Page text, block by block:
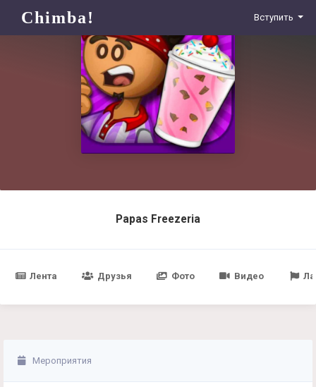
Chimba! Вступить
Papas Freezeria
Лента Друзья Фото Видео
Мероприятия